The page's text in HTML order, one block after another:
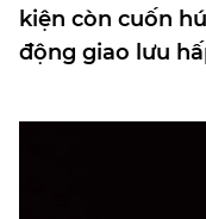
kiện còn cuốn
động giao lưu